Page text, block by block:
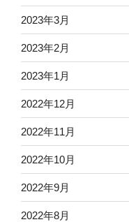
2023年3月
2023年2月
2023年1月
2022年12月
2022年11月
2022年10月
2022年9月
2022年8月